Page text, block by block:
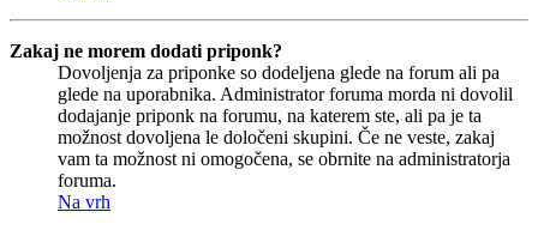
Zakaj ne morem dodati priponk?
Dovoljenja za priponke so dodeljena glede na forum ali pa
glede na uporabnika. Administrator foruma morda ni dovolil
dodajanje priponk na forumu, na katerem ste, ali pa je ta
možnost dovoljena le določeni skupini. Če ne veste, zakaj
vam ta možnost ni omogočena, se obrnite na administratorja
foruma.
Na vrh